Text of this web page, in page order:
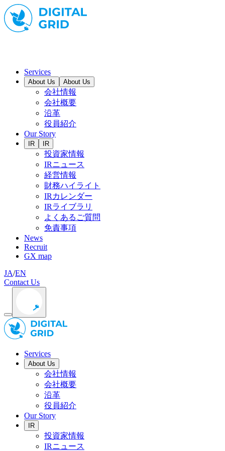
Services
About Us About Us
会社情報
会社概要
沿革
役員紹介
Our Story
IR IR
投資家情報
IRニュース
経営情報
財務ハイライト
IRカレンダー
IRライブラリ
よくあるご質問
免責事項
News
Recruit
GX map
JA/EN
Contact Us
Services
About Us
会社情報
会社概要
沿革
役員紹介
Our Story
IR
投資家情報
IRニュース